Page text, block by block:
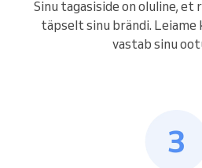
Sinu tagasiside on oluline, et
täpselt sinu brändi. Leiame
vastab sinu